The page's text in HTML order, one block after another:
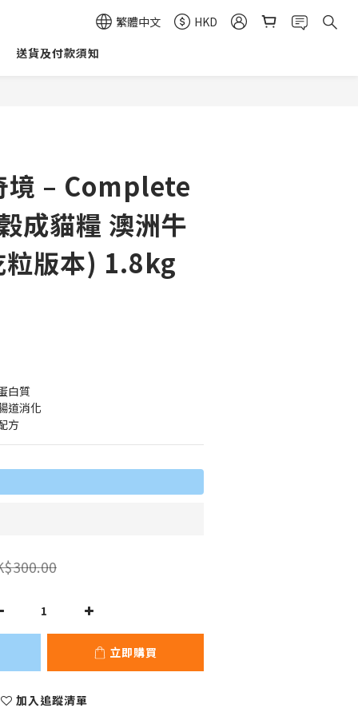
繁體中文
HKD
送貨及付款須知
– Complete
成貓糧 澳洲牛
粒版本) 1.8kg
白質
道消化
方
立即購買
加入追蹤清單